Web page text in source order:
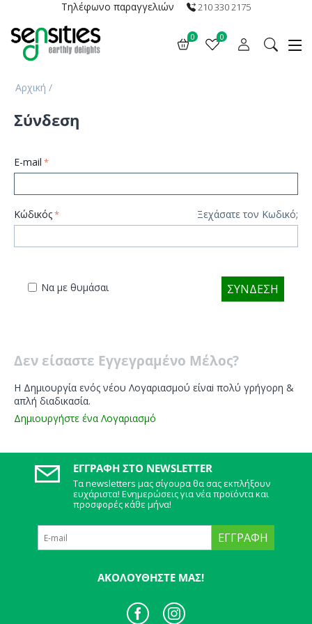
Τηλέφωνο παραγγελιών 210 330 2175
0 0
Αρχική /
Σύνδεση
E-mail
Κώδικός Ξεχάσατε τον Κωδικό;
ΣΎΝΔΕΣΗ
Να με θυμάσαι
Δεν είσαστε Εγγεγραμένο Μέλος?
Η Δημιουργία ενός νέου Λογαριασμού είναi πολύ γρήγορη &
απλή διαδικασία.
Δημιουργήστε ένα Λογαριασμό
ΕΓΓΡΑΦΉ ΣΤΟ NEWSLETTER
Τα newsletters μας σίγουρα θα σας εκπλήξουν
ευχάριστα! Ενημερώσεις για νέα προϊόντα και
προσφορές κάθε μήνα!
ΕΓΓΡΑΦΉ
ΑΚΟΛΟΥΘΉΣΤΕ ΜΑΣ!